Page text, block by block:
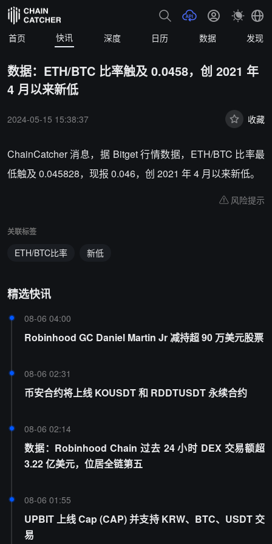
首页 快讯 深度 日历 数据 发现
数据：ETH/BTC 比率触及 0.0458，创 2021 年
4 月以来新低
2024-05-15 15:38:37 收藏
ChainCatcher 消息，据 Bitget 行情数据，ETH/BTC 比率最
低触及 0.045828，现报 0.046，创 2021 年 4 月以来新低。
风险提示
关联标签
ETH/BTC比率 新低
精选快讯
08-06 04:00
Robinhood GC Daniel Martin Jr 减持超 90 万美元股票
08-06 02:31
币安合约将上线 KOUSDT 和 RDDTUSDT 永续合约
08-06 02:14
数据：Robinhood Chain 过去 24 小时 DEX 交易额超
3.22 亿美元，位居全链第五
08-06 01:55
UPBIT 上线 Cap (CAP) 并支持 KRW、BTC、USDT 交
易